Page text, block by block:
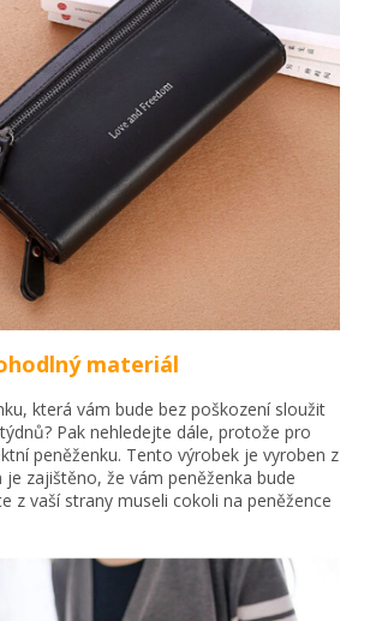
materiál
která vám bude bez poškození sloužit
Pak nehledejte dále, protože pro
peněženku. Tento výrobek je vyroben z
je zajištěno, že vám peněženka bude
z vaší strany museli cokoli na peněžence